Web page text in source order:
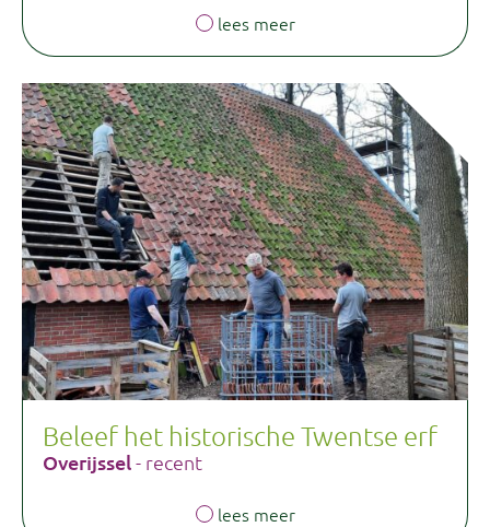
lees meer
Beleef het historische Twentse erf
Overijssel- recent
lees meer